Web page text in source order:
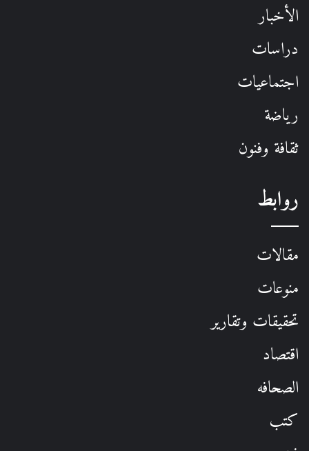
الأخبار
دراسات
اجتماعيات
رياضة
ثقافة وفنون
روابط
مقالات
منوعات
تحقيقات وتقارير
اقتصاد
الصحافه
كتب